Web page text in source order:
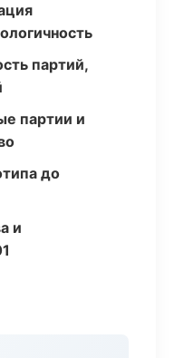
партий,
партии и
до
и